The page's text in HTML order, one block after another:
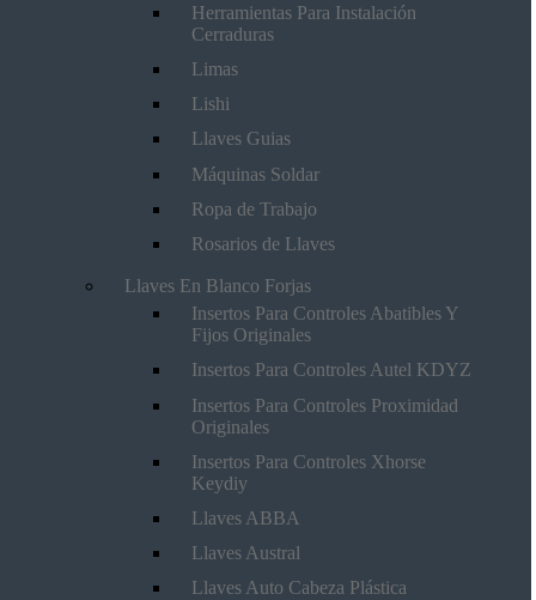
Herramientas Para Instalación
Cerraduras
Limas
Lishi
Llaves Guias
Máquinas Soldar
Ropa de Trabajo
Rosarios de Llaves
Llaves En Blanco Forjas
Insertos Para Controles Abatibles Y
Fijos Originales
Insertos Para Controles Autel KDYZ
Insertos Para Controles Proximidad
Originales
Insertos Para Controles Xhorse
Keydiy
Llaves ABBA
Llaves Austral
Llaves Auto Cabeza Plástica